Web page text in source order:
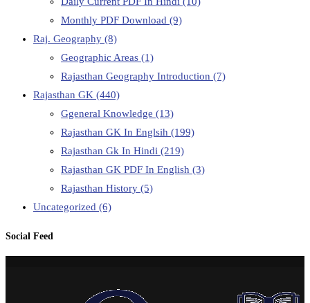
Monthly PDF Download (9)
Raj. Geography (8)
Geographic Areas (1)
Rajasthan Geography Introduction (7)
Rajasthan GK (440)
Ggeneral Knowledge (13)
Rajasthan GK In Englsih (199)
Rajasthan Gk In Hindi (219)
Rajasthan GK PDF In English (3)
Rajasthan History (5)
Uncategorized (6)
Social Feed